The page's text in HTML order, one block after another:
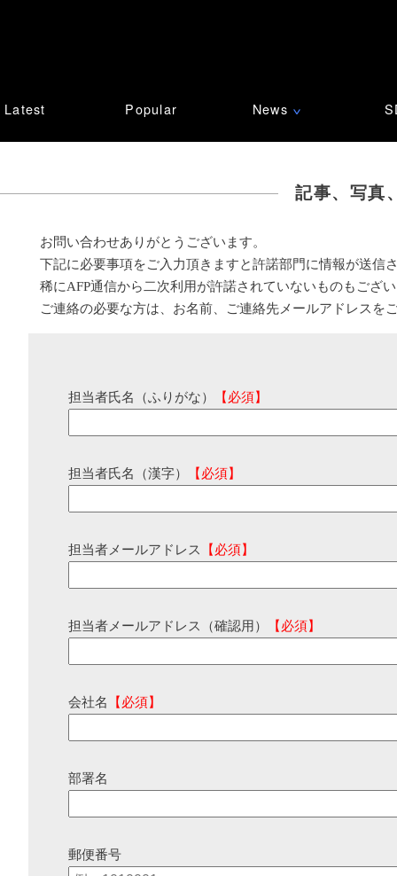
Latest Popular News ∨
記事、写真
お問い合わせありがとうございます。
下記に必要事項をご入力頂きますと許諾部門に情報が送信
稀にAFP通信から二次利用が許諾されていないものもござ
ご連絡の必要な方は、お名前、ご連絡先メールアドレスを
担当者氏名（ふりがな） 【必須】
担当者氏名（漢字） 【必須】
担当者メールアドレス 【必須】
担当者メールアドレス（確認用） 【必須】
会社名 【必須】
部署名
郵便番号